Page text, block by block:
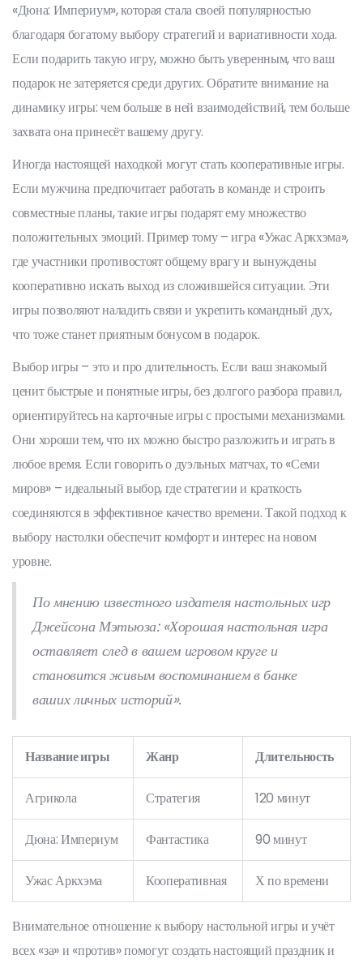
«Дюна: Империум», которая стала своей популярностью
благодаря богатому выбору стратегий и вариативности хода.
Если подарить такую игру, можно быть уверенным, что ваш
подарок не затеряется среди других. Обратите внимание на
динамику игры: чем больше в ней взаимодействий, тем больше
захвата она принесёт вашему другу.
Иногда настоящей находкой могут стать кооперативные игры.
Если мужчина предпочитает работать в команде и строить
совместные планы, такие игры подарят ему множество
положительных эмоций. Пример тому – игра «Ужас Аркхэма»,
где участники противостоят общему врагу и вынуждены
кооперативно искать выход из сложившейся ситуации. Эти
игры позволяют наладить связи и укрепить командный дух,
что тоже станет приятным бонусом в подарок.
Выбор игры – это и про длительность. Если ваш знакомый
ценит быстрые и понятные игры, без долгого разбора правил,
ориентируйтесь на карточные игры с простыми механизмами.
Они хороши тем, что их можно быстро разложить и играть в
любое время. Если говорить о дуэльных матчах, то «Семи
миров» – идеальный выбор, где стратегии и краткость
соединяются в эффективное качество времени. Такой подход к
выбору настолки обеспечит комфорт и интерес на новом
уровне.
По мнению известного издателя настольных игр
Джейсона Мэтьюза: «Хорошая настольная игра
оставляет след в вашем игровом круге и
становится живым воспоминанием в банке
ваших личных историй».
Название игры Жанр Длительность
Агрикола Стратегия 120 минут
Дюна: Империум Фантастика 90 минут
Ужас Аркхэма Кооперативная Х по времени
Внимательное отношение к выбору настольной игры и учёт
всех «за» и «против» помогут создать настоящий праздник и